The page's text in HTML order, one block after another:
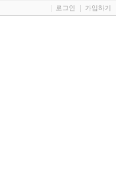
로그인 가입하기